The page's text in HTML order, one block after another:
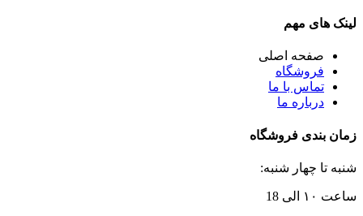
لینک های مهم
صفحه اصلی
فروشگاه
تماس با ما
درباره ما
زمان بندی فروشگاه
شنبه تا چهار شنبه:
ساعت ۱۰ الی 18